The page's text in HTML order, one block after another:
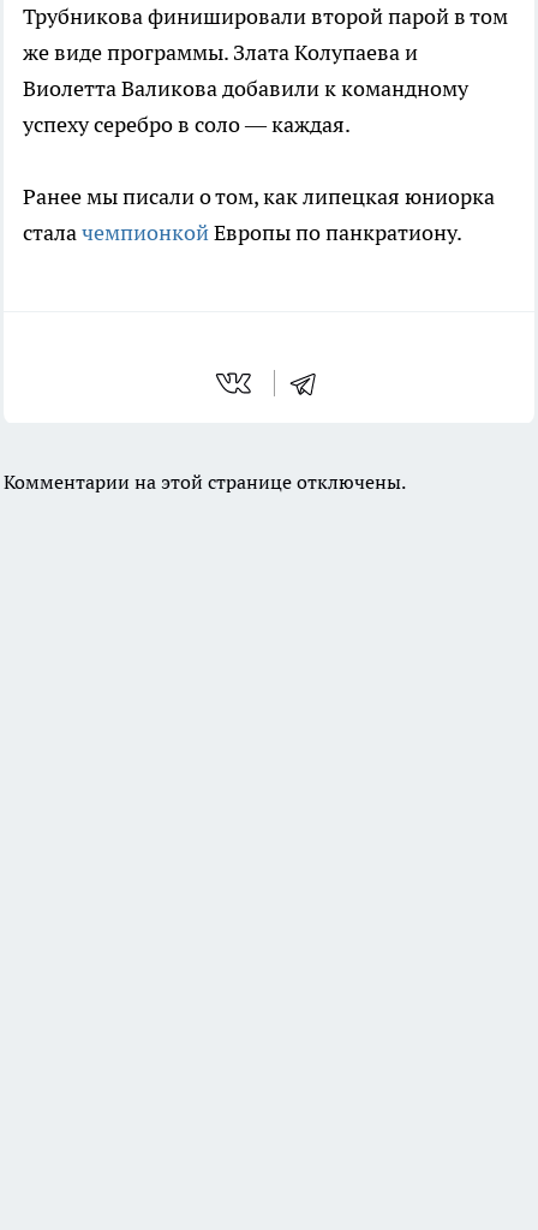
Трубникова финишировали второй парой в том
же виде программы. Злата Колупаева и
Виолетта Валикова добавили к командному
успеху серебро в соло — каждая.
Ранее мы писали о том, как липецкая юниорка
сталачемпионкойЕвропы по панкратиону.
Комментарии на этой странице отключены.